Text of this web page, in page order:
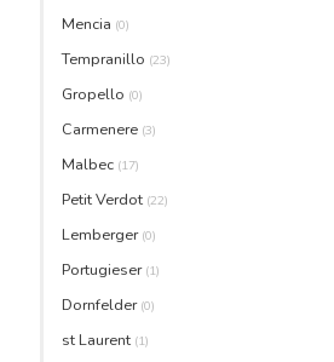
Mencia (0)
Tempranillo (23)
Gropello (0)
Carmenere (3)
Malbec (17)
Petit Verdot (22)
Lemberger (0)
Portugieser (1)
Dornfelder (0)
st Laurent (1)